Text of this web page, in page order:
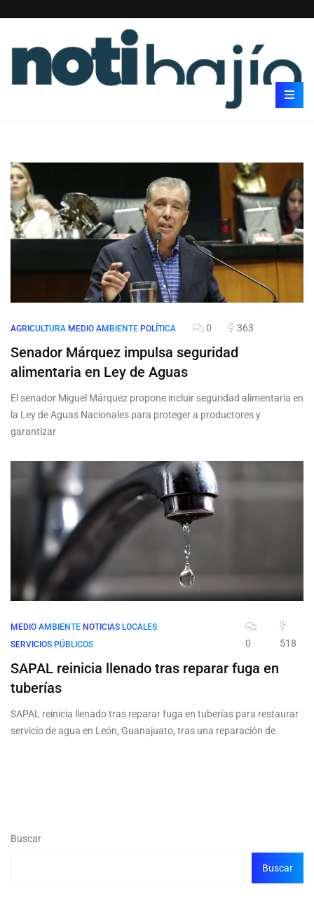
AGRICULTURA MEDIO AMBIENTE POLÍTICA 0 363
Senador Márquez impulsa seguridad
alimentaria en Ley de Aguas
El senador Miguel Márquez propone incluir seguridad alimentaria en
la Ley de Aguas Nacionales para proteger a productores y
garantizar
MEDIO AMBIENTE NOTICIAS LOCALES
SERVICIOS PÚBLICOS
0 518
SAPAL reinicia llenado tras reparar fuga en
tuberías
SAPAL reinicia llenado tras reparar fuga en tuberías para restaurar
servicio de agua en León, Guanajuato, tras una reparación de
Buscar
Buscar